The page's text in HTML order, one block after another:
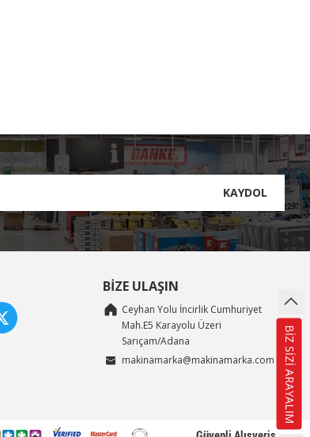
KAYDOL
BİZE ULAŞIN
Ceyhan Yolu İncirlik Cumhuriyet
Mah.E5 Karayolu Üzeri
Sarıçam/Adana
makinamarka@makinamarka.com
BİZ SİZİ ARAYALIM